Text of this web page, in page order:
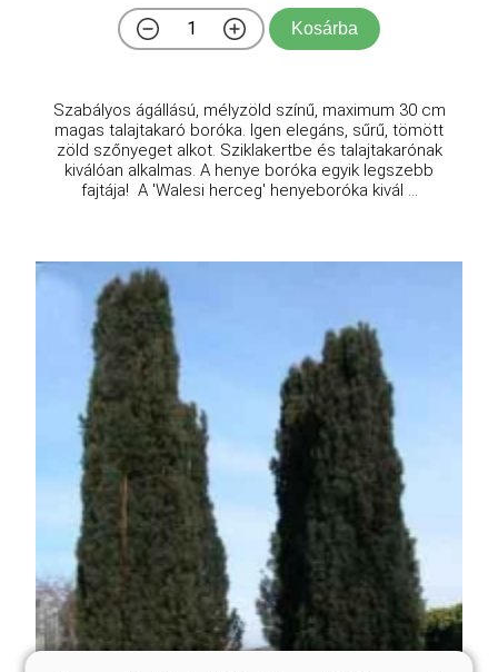
Kosárba
Szabályos ágállású, mélyzöld színű, maximum 30 cm
magas talajtakaró boróka. Igen elegáns, sűrű, tömött
zöld szőnyeget alkot. Sziklakertbe és talajtakarónak
kiválóan alkalmas. A henye boróka egyik legszebb
fajtája! A 'Walesi herceg' henyeboróka kivál ...